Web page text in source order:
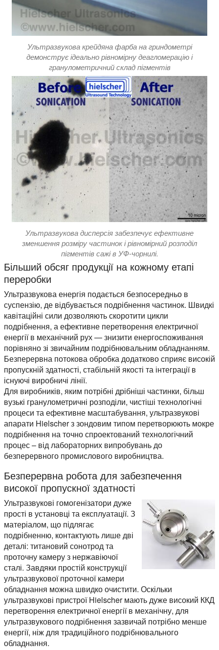
Ультразвукова крейдяна фарба на гриндометрі
демонструє ідеально рівномірну деагломерацію і
гранулометричний склад пігментів
Ультразвукова дисперсія забезпечує ефективне
зменшення розміру частинок і рівномірний розподіл
пігментів сажі в УФ-чорнилі.
Більший обсяг продукції на кожному етапі
переробки
Ультразвукова енергія подається безпосередньо в
суспензію, де відбувається подрібнення частинок. Швидкі
кавітаційні сили дозволяють скоротити цикли
подрібнення, а ефективне перетворення електричної
енергії в механічний рух — знизити енергоспоживання
порівняно зі звичайним подрібнювальним обладнанням.
Безперервна потокова обробка додатково сприяє високій
пропускній здатності, стабільній якості та інтеграції в
існуючі виробничі лінії.
Для виробників, яким потрібні дрібніші частинки, більш
вузькі гранулометричні розподіли, чистіші технологічні
процеси та ефективне масштабування, ультразвукові
апарати Hielscher з зондовим типом перетворюють мокре
подрібнення на точно спроектований технологічний
процес – від лабораторних випробувань до
безперервного промислового виробництва.
Безперервна робота для забезпечення
високої пропускної здатності
Ультразвукові гомогенізатори дуже
прості в установці та експлуатації. З
матеріалом, що підлягає
подрібненню, контактують лише дві
деталі: титановий сонотрод та
проточну камеру з нержавіючої
сталі. Завдяки простій конструкції
ультразвукової проточної камери
обладнання можна швидко очистити. Оскільки
ультразвукові пристрої Hielscher мають дуже високий ККД
перетворення електричної енергії в механічну, для
ультразвукового подрібнення зазвичай потрібно менше
енергії, ніж для традиційного подрібнювального
обладнання.